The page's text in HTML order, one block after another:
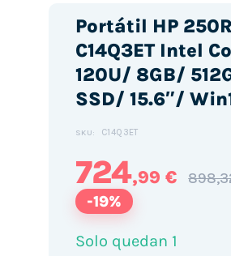
Portátil HP
C14Q3ET Intel
120U/ 8GB/
SSD/ 15.6″/
SKU: C14Q3ET
724,99 €
-19%
Solo quedan 1